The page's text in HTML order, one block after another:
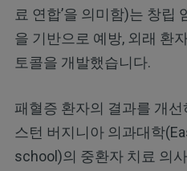
료 연합’을 의미함)는 창립
을 기반으로 예방, 외래 환
토콜을 개발했습니다.
패혈증 환자의 결과를 개
스턴 버지니아 의과대학
school)의 중환자 치료 의